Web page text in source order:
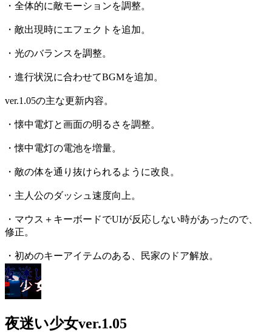
・全体的に敵モーションを調整。
・敵出現時にエフェクトを追加。
・光のバランスを調整。
・進行状況に合わせてBGMを追加。
ver.1.05の主な更新内容。
・懐中電灯と画面の明るさを調整。
・懐中電灯の電池を増量。
・敵の体を通り抜けられるように改良。
・主人公のダッシュ速度向上。
・マウス＋キーボードでUIが反応しない時があったので、
修正。
・初めのキーアイテムのある、民家のドア解放。
夜迷い少女ver.1.05